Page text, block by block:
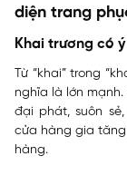
diện trang
Khai trương có
Từ “khai” trong
nghĩa là lớn mạnh.
đại phát, suôn
cửa hàng gia tăng
hàng.